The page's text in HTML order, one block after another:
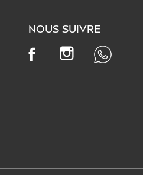
NOUS SUIVRE
Facebook Instagram